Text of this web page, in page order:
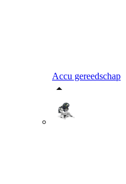
Accu gereedschap